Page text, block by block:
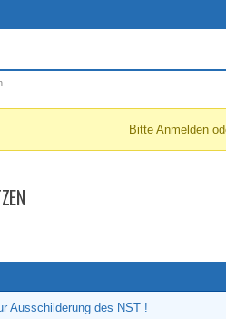
Bitte Anmelden
Ausschilderung des NST !